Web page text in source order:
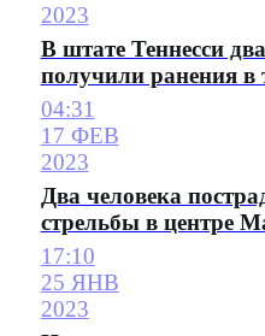
2023
В штате Теннесси
получили ранения в
04:31
17 ФЕВ
2023
Два человека
стрельбы в центре
17:10
25 ЯНВ
2023